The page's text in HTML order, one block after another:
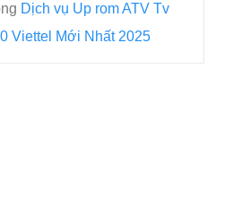
Dịch vụ Up rom ATV Tv
Viettel Mới Nhất 2025